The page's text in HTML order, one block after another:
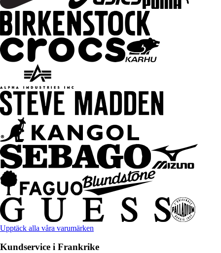
Upptäck alla våra varumärken
Kundservice i Frankrike